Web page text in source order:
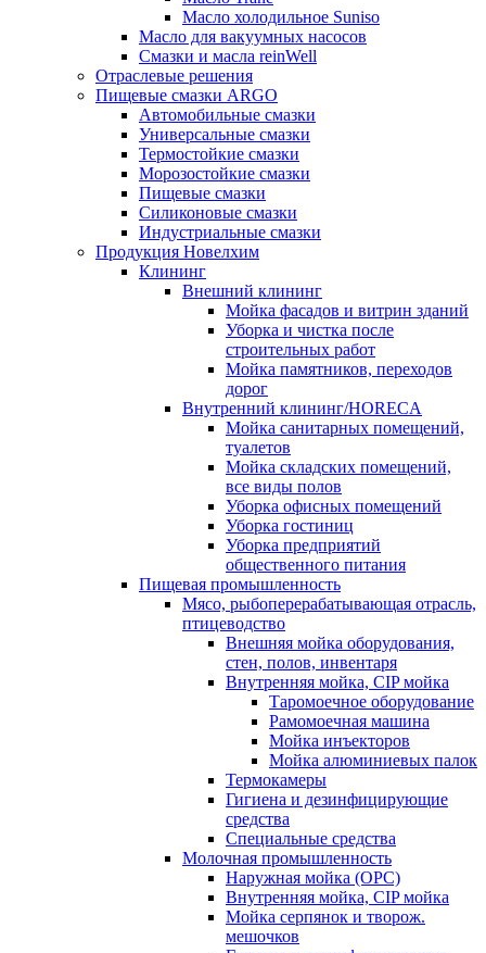
Масло холодильное Suniso
Масло для вакуумных насосов
Смазки и масла reinWell
Отраслевые решения
Пищевые смазки ARGO
Автомобильные смазки
Универсальные смазки
Термостойкие смазки
Морозостойкие смазки
Пищевые смазки
Силиконовые смазки
Индустриальные смазки
Продукция Новелхим
Клининг
Внешний клининг
Мойка фасадов и витрин зданий
Уборка и чистка после
строительных работ
Мойка памятников, переходов
дорог
Внутренний клининг/HORECA
Мойка санитарных помещений,
туалетов
Мойка складских помещений,
все виды полов
Уборка офисных помещений
Уборка гостиниц
Уборка предприятий
общественного питания
Пищевая промышленность
Мясо, рыбоперерабатывающая отрасль,
птицеводство
Внешняя мойка оборудования,
стен, полов, инвентаря
Внутренняя мойка, CIP мойка
Таромоечное оборудование
Рамомоечная машина
Мойка инъекторов
Мойка алюминиевых палок
Термокамеры
Гигиена и дезинфицирующие
средства
Специальные средства
Молочная промышленность
Наружная мойка (ОРС)
Внутренняя мойка, CIP мойка
Мойка серпянок и творож.
мешочков